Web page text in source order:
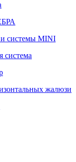
системы MINI
система
жалюзи